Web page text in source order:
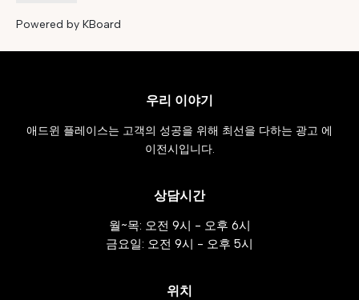
Powered by KBoard
우리 이야기
애드윈 플레이스는 고객의 성공을 위해 최선을 다하는 광고 에
이전시입니다.
상담시간
월~목: 오전 9시 - 오후 6시
금요일: 오전 9시 - 오후 5시
위치